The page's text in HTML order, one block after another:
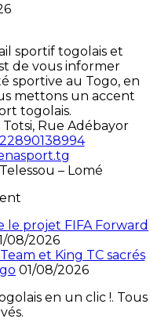
sportif togolais et
de vous informer
sportive au Togo, en
mettons un accent
togolais.
Rue Adébayor
– Lomé
le projet FIFA Forward
08/2026
et King TC sacrés
01/08/2026
en un clic !. Tous